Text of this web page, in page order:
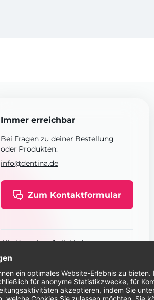
Immer erreichbar
Bei Fragen zu deiner Bestellung
oder Produkten:
info@dentina.de
Zum Kontaktformular
Alle Kontaktmöglichkeiten